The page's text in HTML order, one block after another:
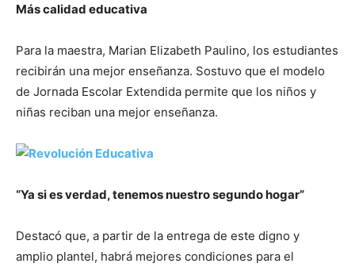
Más calidad educativa
Para la maestra, Marian Elizabeth Paulino, los estudiantes
recibirán una mejor enseñanza. Sostuvo que el modelo
de Jornada Escolar Extendida permite que los niños y
niñas reciban una mejor enseñanza.
“Ya si es verdad, tenemos nuestro segundo hogar”
Destacó que, a partir de la entrega de este digno y
amplio plantel, habrá mejores condiciones para el